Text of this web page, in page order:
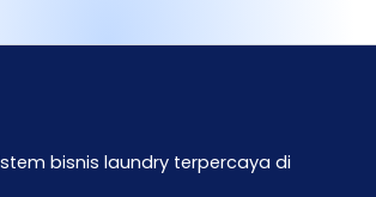
bisnis laundry terpercaya di